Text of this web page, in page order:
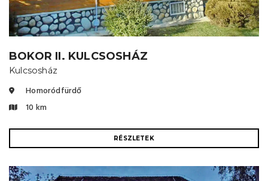
BOKOR II. KULCSOSHÁZ
Kulcsosház
Homoródfürdő
10 km
RÉSZLETEK